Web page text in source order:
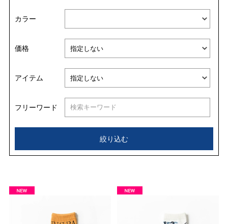
並び替える
カラー
価格
アイテム
フリーワード
絞り込む